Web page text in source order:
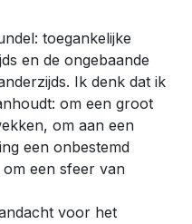
toegankelijke
en de ongebaande
Ik denk dat ik
om een groot
om aan een
een onbestemd
een sfeer van
voor het